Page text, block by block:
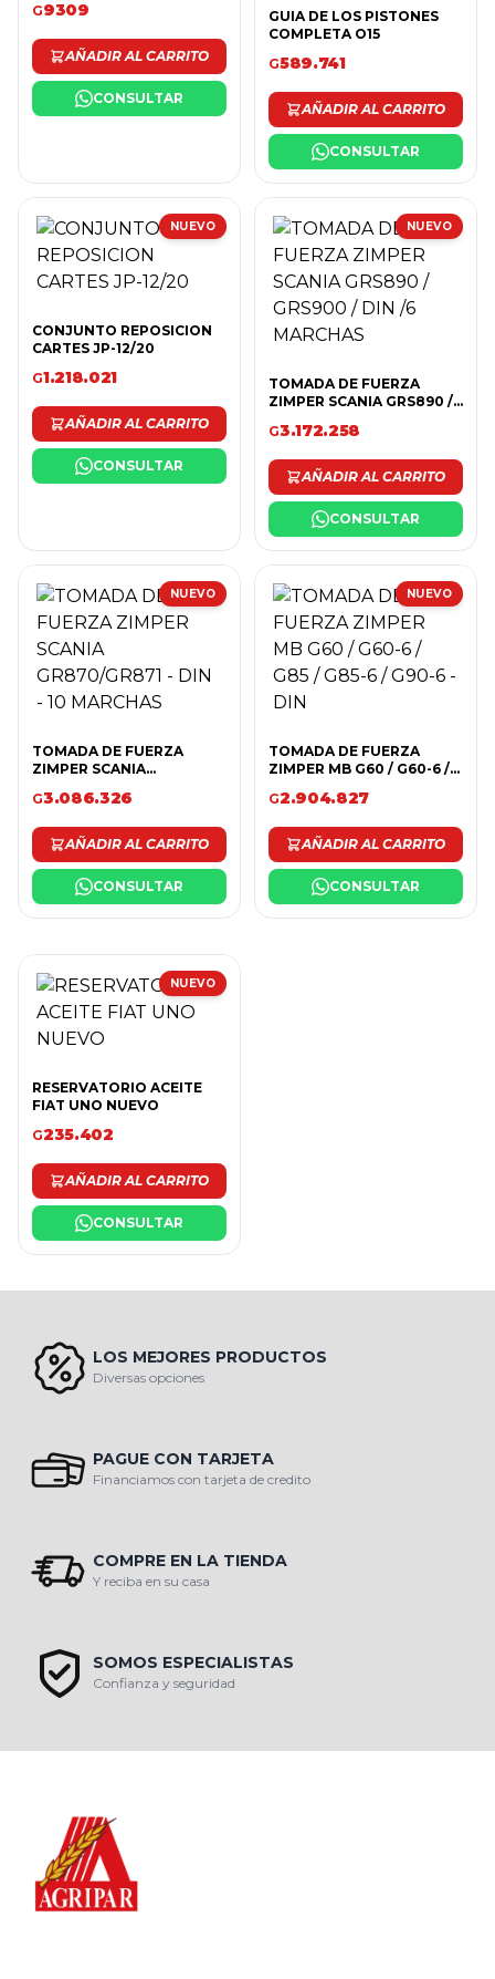
G9309
AÑADIR AL CARRITO
CONSULTAR
GUIA DE LOS PISTONES
COMPLETA O15
G589.741
AÑADIR AL CARRITO
CONSULTAR
NUEVO
CONJUNTO REPOSICION
CARTES JP-12/20
G1.218.021
AÑADIR AL CARRITO
CONSULTAR
NUEVO
TOMADA DE FUERZA
ZIMPER SCANIA GRS890 /
G3.172.258
AÑADIR AL CARRITO
CONSULTAR
NUEVO
TOMADA DE FUERZA
ZIMPER SCANIA
MARCHAS
G3.086.326
AÑADIR AL CARRITO
CONSULTAR
NUEVO
TOMADA DE FUERZA
ZIMPER MB G60 / G60-6 /
G2.904.827
AÑADIR AL CARRITO
CONSULTAR
NUEVO
RESERVATORIO ACEITE
FIAT UNO NUEVO
G235.402
AÑADIR AL CARRITO
CONSULTAR
LOS MEJORES PRODUCTOS
Diversas opciones
PAGUE CON TARJETA
Financiamos con tarjeta de credito
COMPRE EN LA TIENDA
Y reciba en su casa
SOMOS ESPECIALISTAS
Confianza y seguridad